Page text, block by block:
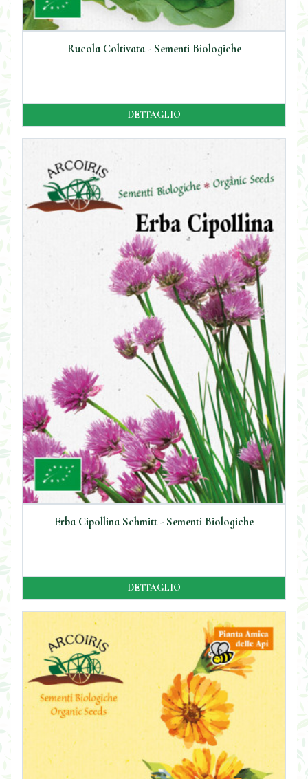
Rucola Coltivata - Sementi Biologiche
DETTAGLIO
Erba Cipollina Schmitt - Sementi Biologiche
DETTAGLIO